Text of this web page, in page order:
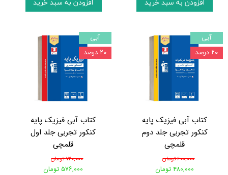
افزودن به سبد خرید افزودن به سبد خرید
کتاب آبی فیزیک پایه
کنکور تجربی جلد دوم
قلمچی
۶۰۰,۰۰۰ تومان
۴۸۰,۰۰۰ تومان
آبی
۲۰ درصد
کتاب آبی فیزیک پایه
کنکور تجربی جلد اول
قلمچی
۷۲۰,۰۰۰ تومان
۵۷۶,۰۰۰ تومان
آبی
۲۰ درصد